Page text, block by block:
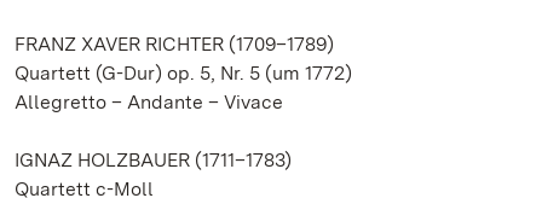
FRANZ XAVER RICHTER (1709–1789)
Quartett (G-Dur) op. 5, Nr. 5 (um 1772)
Allegretto – Andante – Vivace
IGNAZ HOLZBAUER (1711–1783)
Quartett c-Moll